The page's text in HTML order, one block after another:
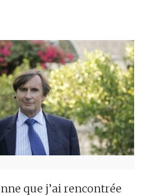
que j’ai rencontrée